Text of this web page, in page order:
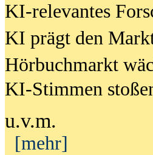
KI-relevantes
KI prägt den
Hörbuchmarkt
KI-Stimmen
u.v.m.
[mehr]